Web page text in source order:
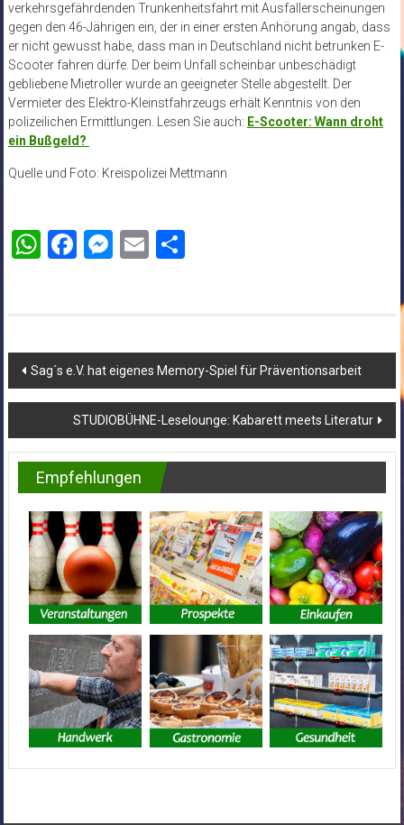
verkehrsgefährdenden Trunkenheitsfahrt mit Ausfallerscheinungen
gegen den 46-Jährigen ein, der in einer ersten Anhörung angab, dass
er nicht gewusst habe, dass man in Deutschland nicht betrunken E-
Scooter fahren dürfe. Der beim Unfall scheinbar unbeschädigt
gebliebene Mietroller wurde an geeigneter Stelle abgestellt. Der
Vermieter des Elektro-Kleinstfahrzeugs erhält Kenntnis von den
polizeilichen Ermittlungen. Lesen Sie auch: E-Scooter: Wann droht
ein Bußgeld?
Quelle und Foto: Kreispolizei Mettmann
WhatsApp
Facebook
Messenger
EmailTeilen
Beitragsnavigation
Sag´s e.V. hat eigenes Memory-Spiel für Präventionsarbeit
STUDIOBÜHNE-Leselounge: Kabarett meets Literatur
Empfehlungen